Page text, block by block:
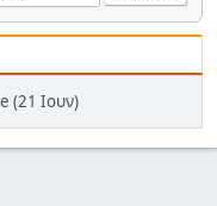
(21 Ιουν)